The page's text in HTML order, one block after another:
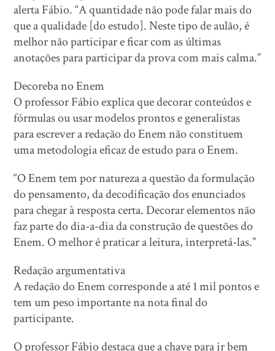
alerta Fábio. “A quantidade não pode falar mais do
que a qualidade [do estudo]. Neste tipo de aulão, é
melhor não participar e ficar com as últimas
anotações para participar da prova com mais calma.”
Decoreba no Enem
O professor Fábio explica que decorar conteúdos e
fórmulas ou usar modelos prontos e generalistas
para escrever a redação do Enem não constituem
uma metodologia eficaz de estudo para o Enem.
“O Enem tem por natureza a questão da formulação
do pensamento, da decodificação dos enunciados
para chegar à resposta certa. Decorar elementos não
faz parte do dia-a-dia da construção de questões do
Enem. O melhor é praticar a leitura, interpretá-las.”
Redação argumentativa
A redação do Enem corresponde a até 1 mil pontos e
tem um peso importante na nota final do
participante.
O professor Fábio destaca que a chave para ir bem